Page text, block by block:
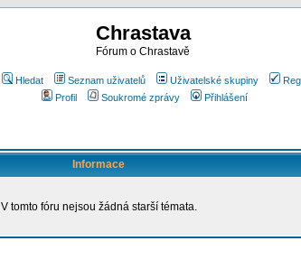
Chrastava
Fórum o Chrastavě
Hledat Seznam uživatelů Uživatelské skupiny
Profil
Soukromé zprávy Přihlášení
Informace
V tomto fóru nejsou žádná starší témata.